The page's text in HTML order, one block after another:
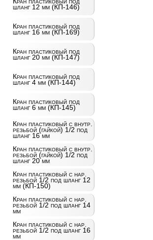
шланг 12 мм (КП-146)
Кран пластиковый под
шланг 16 мм (КП-169)
Кран пластиковый под
шланг 20 мм (КП-147)
Кран пластиковый под
шланг 4 мм (КП-144)
Кран пластиковый под
шланг 6 мм (КП-145)
Кран пластиковый с внутр.
резьбой (гайкой) 1/2 под
шланг 16 мм
Кран пластиковый с внутр.
резьбой (гайкой) 1/2 под
шланг 20 мм
Кран пластиковый с нар.
резьбой 1/2 под шланг 12
мм (КП-150)
Кран пластиковый с нар.
резьбой 1/2 под шланг 14
мм
Кран пластиковый с нар.
резьбой 1/2 под шланг 16
мм